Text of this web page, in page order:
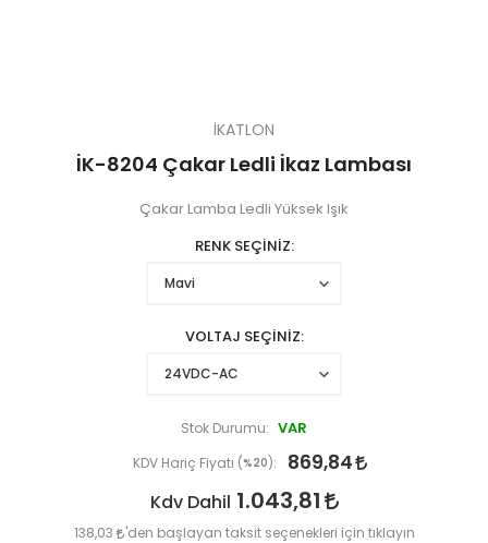
İKATLON
İK-8204 Çakar Ledli İkaz Lambası
Çakar Lamba Ledli Yüksek Işık
RENK SEÇİNİZ
VOLTAJ SEÇİNİZ
Stok Durumu: VAR
KDV Hariç Fiyatı (%20 ): 869,84
Kdv Dahil 1.043,81
138,03 'den başlayan taksit seçenekleri için tıklayın